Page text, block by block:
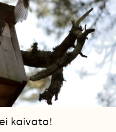
kaivata!